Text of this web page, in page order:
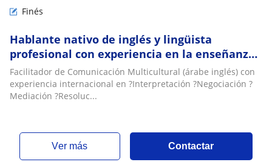
Finés
Hablante nativo de inglés y lingüista
profesional con experiencia en la enseñanza
de Inglés para Fines Específicos
Facilitador de Comunicación Multicultural (árabe inglés) con
experiencia internacional en ?Interpretación ?Negociación ?
Mediación ?Resoluc...
ver más Contactar